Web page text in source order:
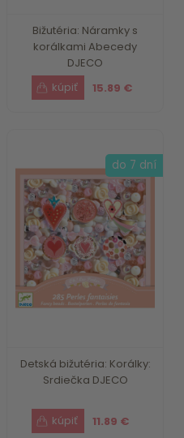
Bižutéria: Náramky s
korálkami Abecedy
DJECO
15.89 €
Detská bižutéria: Korálky:
Srdiečka DJECO
11.89 €
do 7 dní